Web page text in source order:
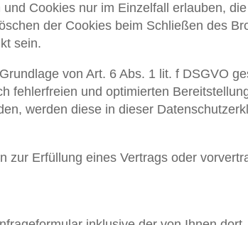
Cookies nur im Einzelfall erlauben, die
der Cookies beim Schließen des
sein.
von Art. 6 Abs. 1 lit. f DSGVO
fehlerfreien und optimierten
werden diese in dieser
zur Erfüllung eines Vertrags oder